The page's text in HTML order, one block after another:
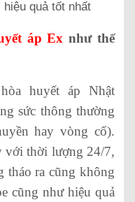
quả tốt nhất
áp Ex như thế
huyết áp Nhật
sức thông thường
hay vòng cổ).
với thời lượng 24/7,
tháo ra cũng không
cũng như hiệu quả